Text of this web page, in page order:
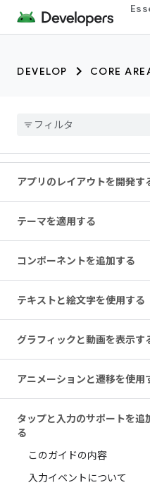
DEVELOP CORE
アプリのレイアウトを開発す
テーマを適用する
コンポーネントを追加する
テキストと絵文字を使用する
グラフィックと動画を表示す
アニメーションと遷移を使用
タップと入力のサポートを追
る
このガイドの内容
入力イベントについて